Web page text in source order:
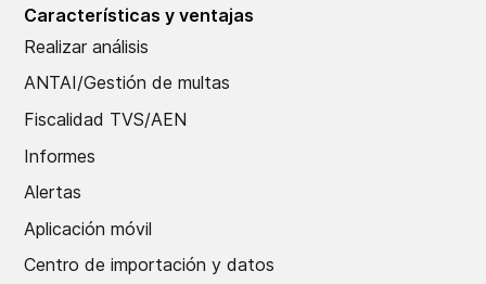
Características y ventajas
Realizar análisis
ANTAI/Gestión de multas
Fiscalidad TVS/AEN
Informes
Alertas
Aplicación móvil
Centro de importación y datos